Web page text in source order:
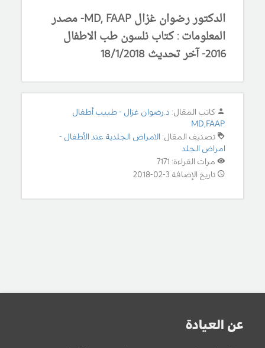
الدكتور رضوان غزال MD, FAAP- مصدر
المعلومات : كتاب نلسون طب الاطفال
2016- آخر تحديث 18/1/2018
كاتب المقال: د.رضوان غزال - طبيب أطفال
MD,FAAP
تصنيف المقال: الامراض الجلدية عند الأطفال -
امراض الجلد
مرات القراءة: 7171
تاريخ الإضافة 3-02-2018
عن العيادة